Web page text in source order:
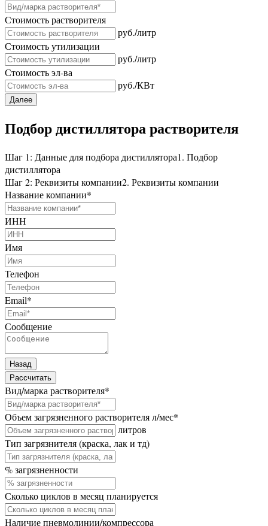
Стоимость растворителя
руб./литр
Стоимость утилизации
руб./литр
Стоимость эл-ва
руб./КВт
Далее
Подбор дистиллятора растворителя
Шаг 1: Данные для подбора дистиллятора1. Подбор
дистиллятора
Шаг 2: Реквизиты компании2. Реквизиты компании
Название компании*
ИНН
Имя
Телефон
Email*
Сообщение
Назад
Рассчитать
Вид/марка растворителя*
Объем загрязненного растворителя л/мес*
литров
Тип загрязнителя (краска, лак и тд)
% загрязненности
Сколько циклов в месяц планируется
Наличие пневмолинии/компрессора